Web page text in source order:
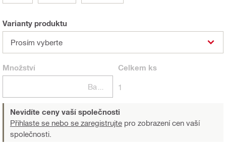
Varianty produktu
Prosím vyberte
Množství Celkem ks
1
Nevidíte ceny vaší společnosti
Přihlaste se nebo se zaregistrujte pro zobrazení cen vaší
společnosti.